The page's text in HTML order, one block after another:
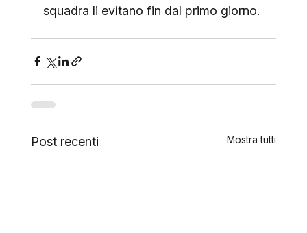
squadra li evitano fin dal primo giorno.
Post recenti Mostra tutti